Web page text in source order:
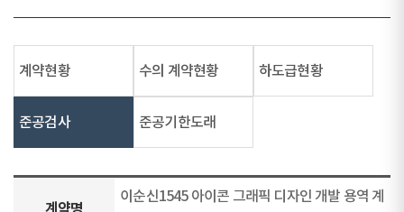
계약현황 수의 계약현황 하도급현황
준공검사 준공기한도래
이순신1545 아이콘 그래픽 디자인 개발 용역 계